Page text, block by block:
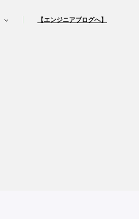
【エンジニアブログへ】